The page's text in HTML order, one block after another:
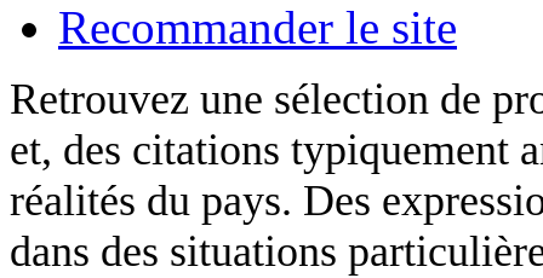
Recommander le site
Retrouvez une sélection de
et, des citations typiquement
réalités du pays. Des
dans des situations